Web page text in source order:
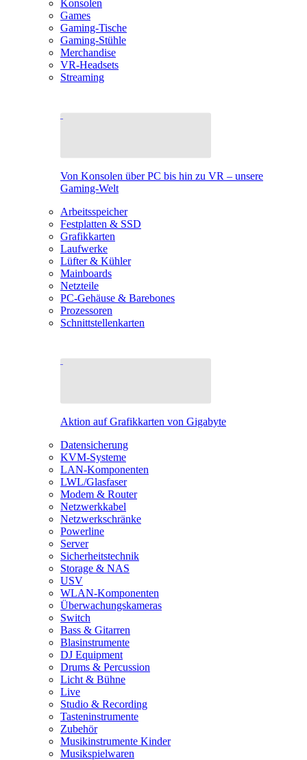
Konsolen
Games
Gaming-Tische
Gaming-Stühle
Merchandise
VR-Headsets
Streaming
Von Konsolen über PC bis hin zu VR – unsere
Gaming-Welt
Arbeitsspeicher
Festplatten & SSD
Grafikkarten
Laufwerke
Lüfter & Kühler
Mainboards
Netzteile
PC-Gehäuse & Barebones
Prozessoren
Schnittstellenkarten
Aktion auf Grafikkarten von Gigabyte
Datensicherung
KVM-Systeme
LAN-Komponenten
LWL/Glasfaser
Modem & Router
Netzwerkkabel
Netzwerkschränke
Powerline
Server
Sicherheitstechnik
Storage & NAS
USV
WLAN-Komponenten
Überwachungskameras
Switch
Bass & Gitarren
Blasinstrumente
DJ Equipment
Drums & Percussion
Licht & Bühne
Live
Studio & Recording
Tasteninstrumente
Zubehör
Musikinstrumente Kinder
Musikspielwaren